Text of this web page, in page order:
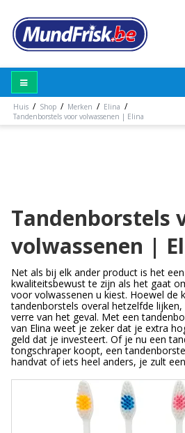
Huis / Shop / Merken / Elina /
Tandenborstels voor volwassenen | Elina
Tandenborstels
volwassenen |
Net als bij elk ander product is het
kwaliteitsbewust te zijn als het gaat
voor volwassenen u kiest. Hoewel de
tandenborstels overal hetzelfde
verre van het geval. Met een
van Elina weet je zeker dat je extra
geld dat je investeert. Of je nu een
tongschraper koopt, een
handvat of iets heel anders, je zult